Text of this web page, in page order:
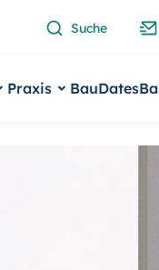
Suche
Praxis BauDates